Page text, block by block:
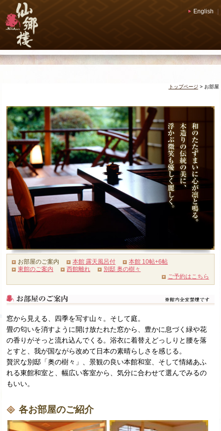
English
お部屋
トップページ >
お部屋のご案内 本館 露天風呂付
本館 10帖+6帖
東館のご案内
西館離れ
別邸 奥の樹々
ご予約はこちら
窓から見える、四季を写す山々。そして庭。
畳の匂いを消すように開け放たれた窓から、豊かに息づく緑や花
の香りがそっと流れ込んでくる。浴衣に着替えどっしりと腰を落
とすと、我が国ながら改めて日本の素晴らしさを感じる。
贅沢な別邸「奥の樹々」、景観の良い本館和室、そして情緒あふ
れる東館和室と、幅広い客室から、気分に合わせて選んでみるの
もいい。
各お部屋のご紹介